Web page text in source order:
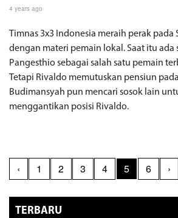
4 years ago
Timnas 3x3 Indonesia meraih perak pada
dengan materi pemain lokal. Saat itu ada
Pangesthio sebagai salah satu pemain
Tetapi Rivaldo memutuskan pensiun
Budimansyah pun mencari sosok lain
menggantikan posisi Rivaldo.
‹ 1 2 3 4 5 6 ›
TERBARU